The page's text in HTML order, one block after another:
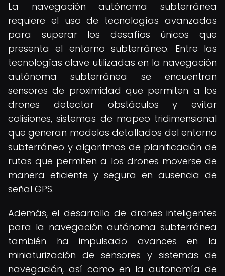
La navegación autónoma subterránea
requiere el uso de tecnologías avanzadas
para superar los desafíos únicos que
presenta el entorno subterráneo. Entre las
tecnologías clave utilizadas en la navegación
autónoma subterránea se encuentran
sensores de proximidad que permiten a los
drones detectar obstáculos y evitar
colisiones, sistemas de mapeo tridimensional
que generan modelos detallados del entorno
subterráneo y algoritmos de planificación de
rutas que permiten a los drones moverse de
manera eficiente y segura en ausencia de
señal GPS.
Además, el desarrollo de drones inteligentes
para la navegación autónoma subterránea
también ha impulsado avances en la
miniaturización de sensores y sistemas de
navegación, así como en la autonomía de